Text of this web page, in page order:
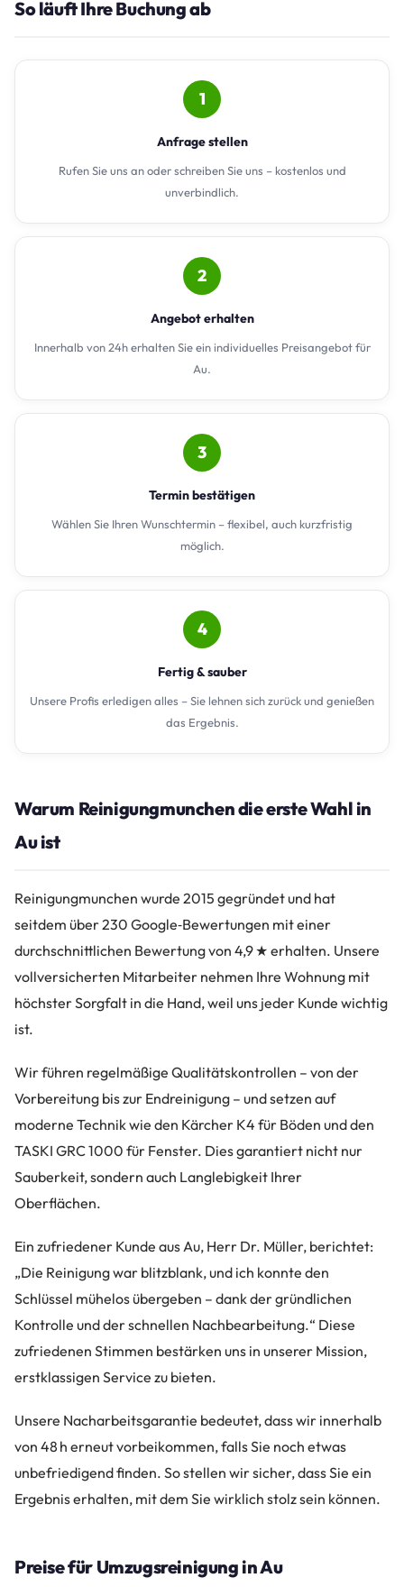
So läuft Ihre Buchung ab
1
Anfrage stellen
Rufen Sie uns an oder schreiben Sie uns – kostenlos und
unverbindlich.
2
Angebot erhalten
Innerhalb von 24h erhalten Sie ein individuelles Preisangebot für
Au.
3
Termin bestätigen
Wählen Sie Ihren Wunschtermin – flexibel, auch kurzfristig
möglich.
4
Fertig & sauber
Unsere Profis erledigen alles – Sie lehnen sich zurück und genießen
das Ergebnis.
Warum Reinigungmunchen die erste Wahl in
Au ist
Reinigungmunchen wurde 2015 gegründet und hat
seitdem über 230 Google‑Bewertungen mit einer
durchschnittlichen Bewertung von 4,9 ★ erhalten. Unsere
vollversicherten Mitarbeiter nehmen Ihre Wohnung mit
höchster Sorgfalt in die Hand, weil uns jeder Kunde wichtig
ist.
Wir führen regelmäßige Qualitätskontrollen – von der
Vorbereitung bis zur Endreinigung – und setzen auf
moderne Technik wie den Kärcher K4 für Böden und den
TASKI GRC 1000 für Fenster. Dies garantiert nicht nur
Sauberkeit, sondern auch Langlebigkeit Ihrer
Oberflächen.
Ein zufriedener Kunde aus Au, Herr Dr. Müller, berichtet:
„Die Reinigung war blitzblank, und ich konnte den
Schlüssel mühelos übergeben – dank der gründlichen
Kontrolle und der schnellen Nachbearbeitung.“ Diese
zufriedenen Stimmen bestärken uns in unserer Mission,
erstklassigen Service zu bieten.
Unsere Nacharbeitsgarantie bedeutet, dass wir innerhalb
von 48 h erneut vorbeikommen, falls Sie noch etwas
unbefriedigend finden. So stellen wir sicher, dass Sie ein
Ergebnis erhalten, mit dem Sie wirklich stolz sein können.
Preise für Umzugsreinigung in Au